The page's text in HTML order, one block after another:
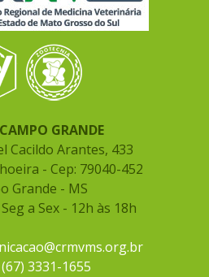
GRANDE
Cacildo Arantes, 433
- Cep: 79040-452
Grande - MS
a Sex - 12h às 18h
(67) 3331-1655